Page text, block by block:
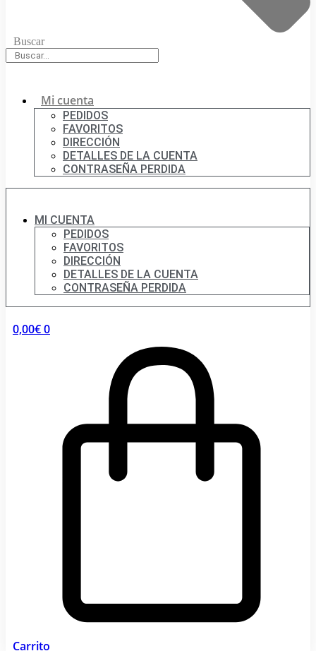
Buscar
Mi cuenta
PEDIDOS
FAVORITOS
DIRECCIÓN
DETALLES DE LA CUENTA
CONTRASEÑA PERDIDA
MI CUENTA
PEDIDOS
FAVORITOS
DIRECCIÓN
DETALLES DE LA CUENTA
CONTRASEÑA PERDIDA
0,00€0
Carrito